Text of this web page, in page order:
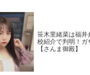
笹木里緒菜は福井
校紹介で判明！ガ
【さんま御殿】